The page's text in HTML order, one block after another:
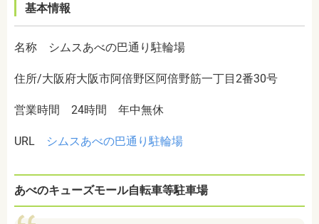
基本情報
名称 シムスあべの巴通り駐輪場
住所/大阪府大阪市阿倍野区阿倍野筋一丁目2番30号
営業時間 24時間 年中無休
URL シムスあべの巴通り駐輪場
あべのキューズモール自転車等駐車場